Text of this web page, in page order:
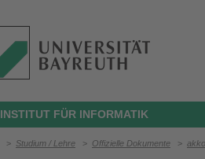
INSTITUT FÜR INFORMATIK
> Studium / Lehre > Offizielle Dokumente >